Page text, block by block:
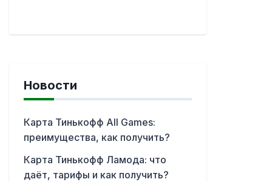
Новости
Карта Тинькофф All Games:
преимущества, как получить?
Карта Тинькофф Ламода: что
даёт, тарифы и как получить?